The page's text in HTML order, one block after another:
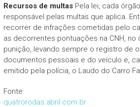
Recursos de multasPela lei, cada
responsável pelas multas que aplica.
recorrer de infrações cometidas pelo
as decorrentes pontuações na CNH, no
punição, levando sempre o registro de
documentos pessoais e do veículo e,
emitido pela polícia, o Laudo do Carro
Fonte:
quatrorodas.abril.com.br